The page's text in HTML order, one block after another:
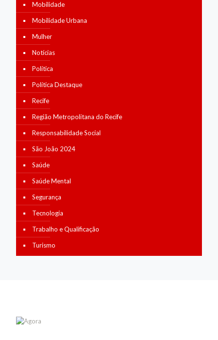
Mobilidade
Mobilidade Urbana
Mulher
Notícias
Política
Política Destaque
Recife
Região Metropolitana do Recife
Responsabilidade Social
São João 2024
Saúde
Saúde Mental
Segurança
Tecnologia
Trabalho e Qualificação
Turismo